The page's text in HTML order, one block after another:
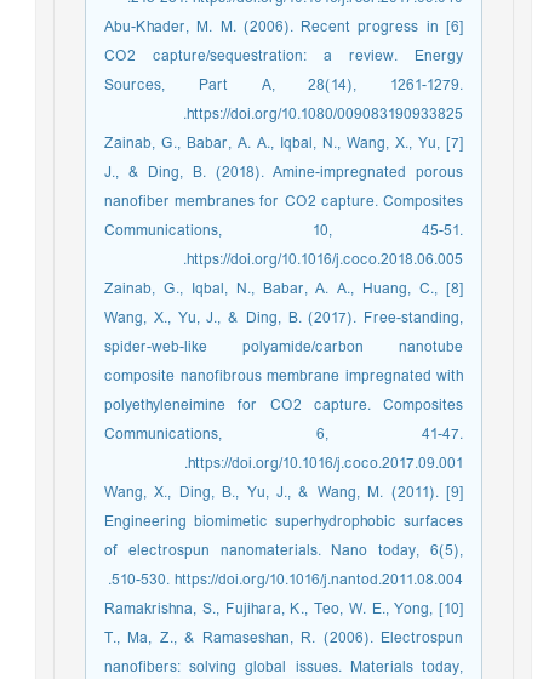
[6] Abu-Khader, M. M. (2006). Recent progress in
CO2 capture/sequestration: a review. Energy
Sources, Part A, 28(14), 1261-1279.
https://doi.org/10.1080/009083190933825.
[7] Zainab, G., Babar, A. A., Iqbal, N., Wang, X., Yu,
J., & Ding, B. (2018). Amine-impregnated porous
nanofiber membranes for CO2 capture. Composites
Communications, 10, 45-51.
https://doi.org/10.1016/j.coco.2018.06.005.
[8] Zainab, G., Iqbal, N., Babar, A. A., Huang, C.,
Wang, X., Yu, J., & Ding, B. (2017). Free-standing,
spider-web-like polyamide/carbon nanotube
composite nanofibrous membrane impregnated with
polyethyleneimine for CO2 capture. Composites
Communications, 6, 41-47.
https://doi.org/10.1016/j.coco.2017.09.001.
[9] Wang, X., Ding, B., Yu, J., & Wang, M. (2011).
Engineering biomimetic superhydrophobic surfaces
of electrospun nanomaterials. Nano today, 6(5),
510-530. https://doi.org/10.1016/j.nantod.2011.08.004.
[10] Ramakrishna, S., Fujihara, K., Teo, W. E., Yong,
T., Ma, Z., & Ramaseshan, R. (2006). Electrospun
nanofibers: solving global issues. Materials today,